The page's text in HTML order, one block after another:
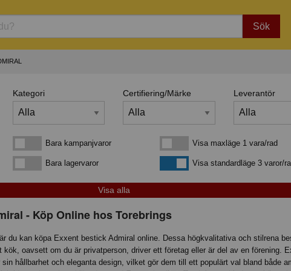
Sök
Kategori Certifiering/Märke Leverantör
Bara kampanjvarorBara kampanjvaror
Bara lagervarorBara lagervaror
Visa maxläge 1 vara/rad
Visa maxläge 1 vara/rad
Visa standardlägeVisa standardläge 3 varor/
- Köp Online hos Torebrings
du kan köpa Exxent bestick Admiral online. Dessa högkvalitativa och stilrena
oavsett om du är privatperson, driver ett företag eller är del av en förening.
hållbarhet och eleganta design, vilket gör dem till ett populärt val bland både